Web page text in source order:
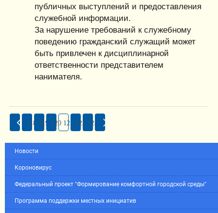
публичных выступлений и предоставления
служебной информации.
За нарушение требований к служебному
поведению гражданский служащий может
быть привлечен к дисциплинарной
ответственности представителем
нанимателя.
118 119 120 121 122 123
Новости
Короновирус
Федеральный проект "Формирование комфортной городской среды"
Программа поддержки местных инициатив